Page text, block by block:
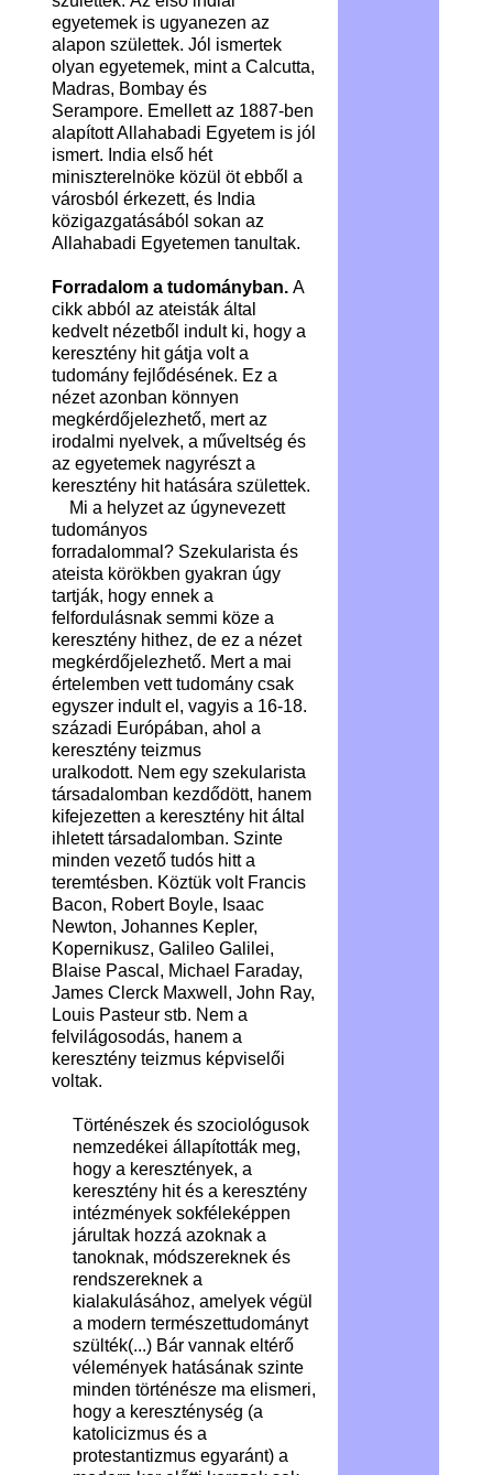
egyetemek is ugyanezen az
alapon születtek. Jól ismertek
olyan egyetemek, mint a Calcutta,
Madras, Bombay és
Serampore. Emellett az 1887-ben
alapított Allahabadi Egyetem is jól
ismert. India első hét
miniszterelnöke közül öt ebből a
városból érkezett, és India
közigazgatásából sokan az
Allahabadi Egyetemen tanultak.
Forradalom a tudományban. A
cikk abból az ateisták által
kedvelt nézetből indult ki, hogy a
keresztény hit gátja volt a
tudomány fejlődésének. Ez a
nézet azonban könnyen
megkérdőjelezhető, mert az
irodalmi nyelvek, a műveltség és
az egyetemek nagyrészt a
keresztény hit hatására születtek.
Mi a helyzet az úgynevezett
tudományos
forradalommal? Szekularista és
ateista körökben gyakran úgy
tartják, hogy ennek a
felfordulásnak semmi köze a
keresztény hithez, de ez a nézet
megkérdőjelezhető. Mert a mai
értelemben vett tudomány csak
egyszer indult el, vagyis a 16-18.
századi Európában, ahol a
keresztény teizmus
uralkodott. Nem egy szekularista
társadalomban kezdődött, hanem
kifejezetten a keresztény hit által
ihletett társadalomban. Szinte
minden vezető tudós hitt a
teremtésben. Köztük volt Francis
Bacon, Robert Boyle, Isaac
Newton, Johannes Kepler,
Kopernikusz, Galileo Galilei,
Blaise Pascal, Michael Faraday,
James Clerck Maxwell, John Ray,
Louis Pasteur stb. Nem a
felvilágosodás, hanem a
keresztény teizmus képviselői
voltak.
Történészek és szociológusok
nemzedékei állapították meg,
hogy a keresztények, a
keresztény hit és a keresztény
intézmények sokféleképpen
járultak hozzá azoknak a
tanoknak, módszereknek és
rendszereknek a
kialakulásához, amelyek végül
a modern természettudományt
szülték(...) Bár vannak eltérő
vélemények hatásának szinte
minden történésze ma elismeri,
hogy a kereszténység (a
katolicizmus és a
protestantizmus egyaránt) a